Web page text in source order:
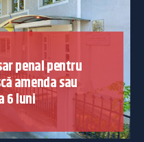
penal pentru
amenda sau
6 luni